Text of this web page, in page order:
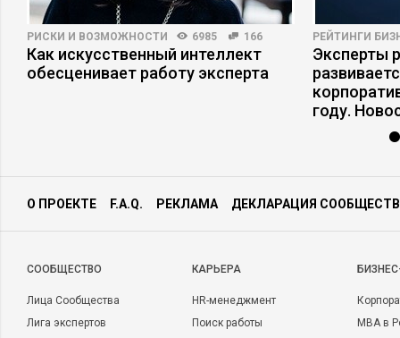
РИСКИ И ВОЗМОЖНОСТИ 6985 166
Как искусственный интеллект
обесценивает работу эксперта
РЕЙТИНГИ
Эксперты
году.
О ПРОЕКТЕ F.A.Q. РЕКЛАМА ДЕКЛАРАЦИЯ
CООБЩЕСТВО
Лица Сообщества
Лига экспертов
КАРЬЕРА
HR-менеджмент
Поиск работы
MBA в